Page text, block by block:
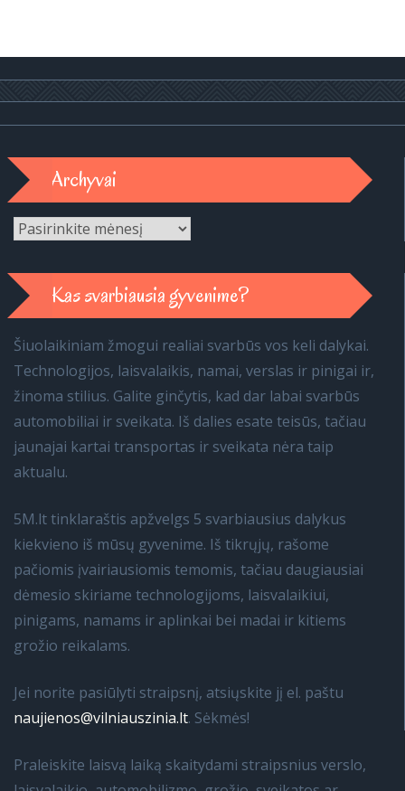
Archyvai
Archyvai
Kas svarbiausia gyvenime?
Šiuolaikiniam žmogui realiai svarbūs vos keli dalykai.
Technologijos, laisvalaikis, namai, verslas ir pinigai ir,
žinoma stilius. Galite ginčytis, kad dar labai svarbūs
automobiliai ir sveikata. Iš dalies esate teisūs, tačiau
jaunajai kartai transportas ir sveikata nėra taip
aktualu.
5M.lt tinklaraštis apžvelgs 5 svarbiausius dalykus
kiekvieno iš mūsų gyvenime. Iš tikrųjų, rašome
pačiomis įvairiausiomis temomis, tačiau daugiausiai
dėmesio skiriame technologijoms, laisvalaikiui,
pinigams, namams ir aplinkai bei madai ir kitiems
grožio reikalams.
Jei norite pasiūlyti straipsnį, atsiųskite jį el. paštu
naujienos@vilniauszinia.lt. Sėkmės!
Praleiskite laisvą laiką skaitydami straipsnius verslo,